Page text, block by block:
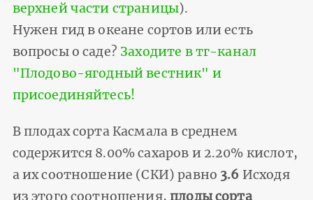
верхней части страницы).
Нужен гид в океане сортов или есть
вопросы о саде? Заходите в тг-канал
"Плодово-ягодный вестник" и
присоединяйтесь!
В плодах сорта Касмала в среднем
содержится 8.00% сахаров и 2.20% кислот,
а их соотношение (СКИ) равно 3.6 Исходя
из этого соотношения, плоды сорта